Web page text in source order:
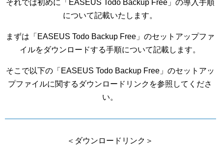
それでは初めに「EASEUS Todo Backup Free」の導入手順
について記載いたします。
まずは「EASEUS Todo Backup Free」のセットアップファ
イルをダウンロードする手順について記載します。
そこで以下の「EASEUS Todo Backup Free」のセットアッ
プファイルに関するダウンロードリンクを参照してくださ
い。
＜ダウンロードリンク＞